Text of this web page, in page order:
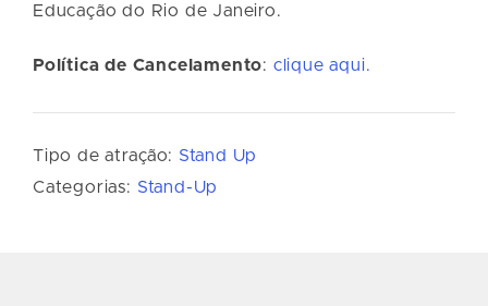
Educação do Rio de Janeiro.
Política de Cancelamento: clique aqui.
Tipo de atração: Stand Up
Categorias: Stand-Up